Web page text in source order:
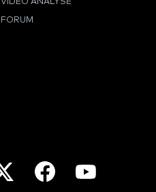
VIDEO ANALYSE
FORUM